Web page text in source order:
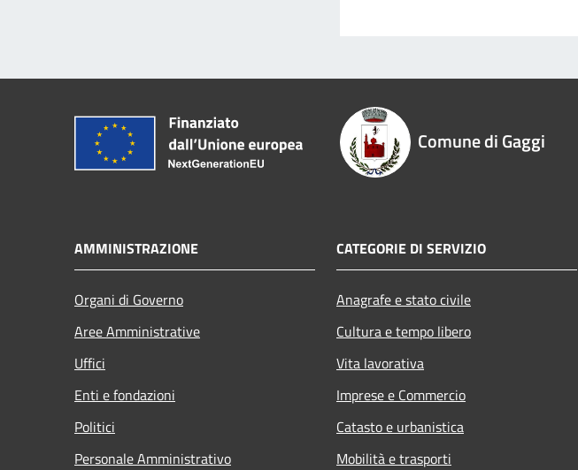
Comune di Gaggi
AMMINISTRAZIONE
Organi di Governo
Aree Amministrative
Uffici
Enti e fondazioni
Politici
Personale Amministrativo
CATEGORIE DI SERVIZIO
Anagrafe e stato civile
Cultura e tempo libero
Vita lavorativa
Imprese e Commercio
Catasto e urbanistica
Mobilità e trasporti